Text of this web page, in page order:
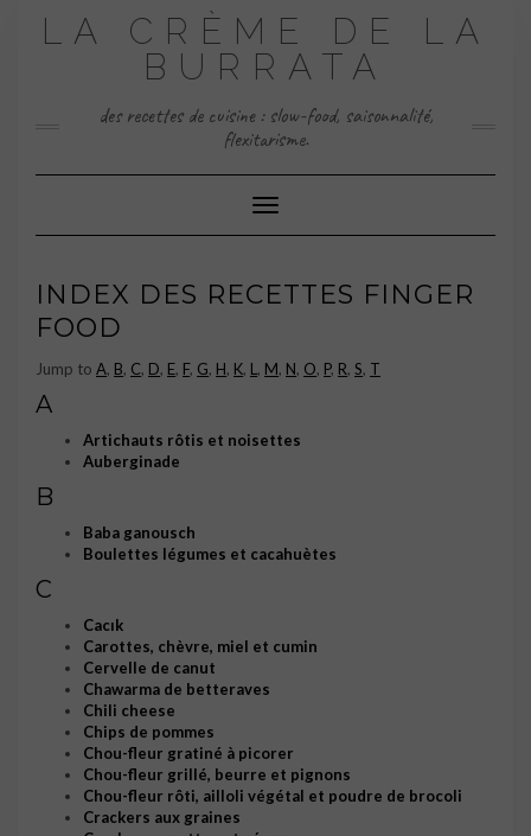
LA CRÈME DE LA
BURRATA
des recettes de cuisine : slow-food, saisonnalité,
flexitarisme.
Toggle Navigation
INDEX DES RECETTES FINGER
FOOD
Jump to A, B, C, D, E, F, G, H, K, L , M, N, O, P, R, S, T
A
Artichauts rôtis et noisettes
Auberginade
B
Baba ganousch
Boulettes légumes et cacahuètes
C
Cacık
Carottes, chèvre, miel et cumin
Cervelle de canut
Chawarma de betteraves
Chili cheese
Chips de pommes
Chou-fleur gratiné à picorer
Chou-fleur grillé, beurre et pignons
Chou-fleur rôti, ailloli végétal et poudre de brocoli
Crackers aux graines